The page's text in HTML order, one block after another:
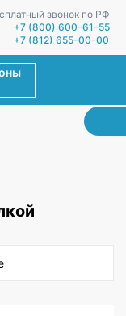
звонок по РФ
+7 (800) 600-61-55
+7 (812) 655-00-00